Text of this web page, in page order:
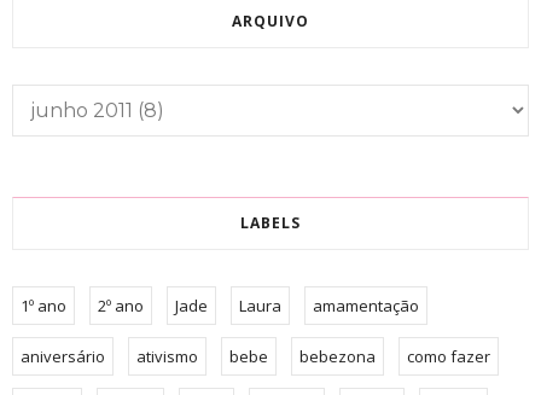
ARQUIVO
LABELS
1º ano 2º ano Jade Laura amamentação
aniversário ativismo bebe bebezona como fazer